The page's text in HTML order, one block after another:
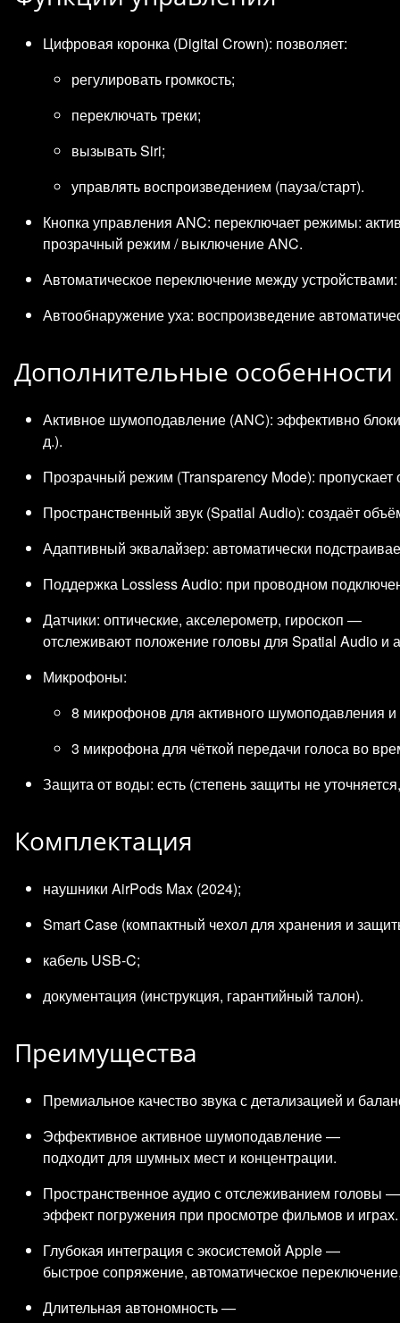
Цифровая коронка (Digital Crown): позволяет:
регулировать громкость;
переключать треки;
вызывать Siri;
управлять воспроизведением (пауза/старт).
Кнопка управления ANC: переключает режимы:
прозрачный режим / выключение ANC.
Автоматическое переключение между
Автообнаружение уха: воспроизведение
Дополнительные особенности
Активное шумоподавление (ANC): эффективно
д.).
Прозрачный режим (Transparency Mode):
Пространственный звук (Spatial Audio): создаёт
Адаптивный эквалайзер: автоматически
Поддержка Lossless Audio: при проводном
Датчики: оптические, акселерометр, гироскоп —
отслеживают положение головы для Spatial Audio и
Микрофоны:
8 микрофонов для активного шумоподавления и
3 микрофона для чёткой передачи голоса во
Защита от воды: есть (степень защиты не
Комплектация
наушники AirPods Max (2024);
Smart Case (компактный чехол для хранения и
кабель USB‑C;
документация (инструкция, гарантийный талон).
Преимущества
Премиальное качество звука с детализацией и
Эффективное активное шумоподавление —
подходит для шумных мест и концентрации.
Пространственное аудио с отслеживанием головы —
эффект погружения при просмотре фильмов и играх.
Глубокая интеграция с экосистемой Apple —
быстрое сопряжение, автоматическое
Длительная автономность —